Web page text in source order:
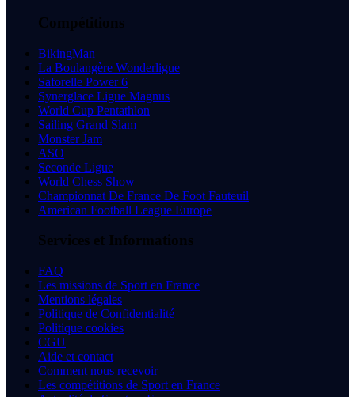
Compétitions
BikingMan
La Boulangère Wonderligue
Saforelle Power 6
Synerglace Ligue Magnus
World Cup Pentathlon
Sailing Grand Slam
Monster Jam
ASO
Seconde Ligue
World Chess Show
Championnat De France De Foot Fauteuil
American Football League Europe
Services et Informations
FAQ
Les missions de Sport en France
Mentions légales
Politique de Confidentialité
Politique cookies
CGU
Aide et contact
Comment nous recevoir
Les compétitions de Sport en France